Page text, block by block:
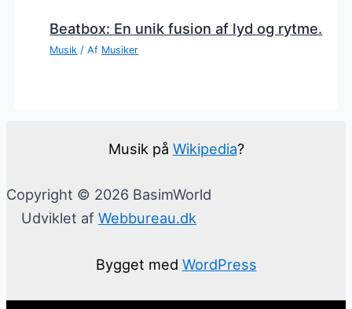
Beatbox: En unik fusion af lyd og rytme.
Musik / Af Musiker
Musik på Wikipedia?
Copyright © 2026 BasimWorld
Udviklet af Webbureau.dk
Bygget med WordPress